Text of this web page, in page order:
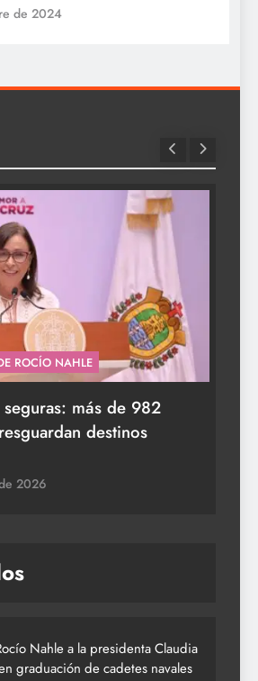
de 2024
ROCÍO NAHLE
seguras: más de 982
destinos
2026
Nahle a la presidenta Claudia
graduación de cadetes navales